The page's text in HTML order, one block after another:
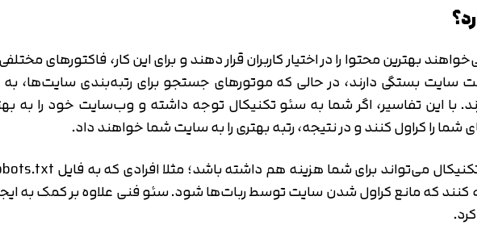
بهترین محتوا را در اختیار کاربران قرار دهند و برای این کار، فاکتورهای
سایت بستگی دارند، در حالی که موتورهای جستجو برای رتبه‌بندی سایت‌ها، به
با این تفاسیر، اگر شما به سئو تکنیکال توجه داشته و وب‌سایت خود را به
را کراول کنند و در نتیجه، رتبه بهتری را به سایت شما خواهند داد.
کنند که مانع کراول شدن سایت توسط ربات‌ها شود. سئو فنی علاوه بر کمک به